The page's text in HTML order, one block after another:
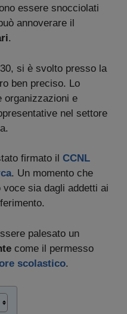
essere snocciolati
annoverare il
.
si è svolto presso la
ben preciso. Lo
organizzazioni e
nel settore
firmato il CCNL
. Un momento che
sia dagli addetti ai
palesato un
come il permesso
scolastico.